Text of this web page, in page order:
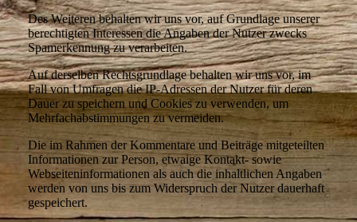
Des Weiteren behalten wir uns vor, auf Grundlage unserer
berechtigten Interessen die Angaben der Nutzer zwecks
Spamerkennung zu verarbeiten.
Auf derselben Rechtsgrundlage behalten wir uns vor, im
Fall von Umfragen die IP-Adressen der Nutzer für deren
Dauer zu speichern und Cookies zu verwenden, um
Mehrfachabstimmungen zu vermeiden.
Die im Rahmen der Kommentare und Beiträge mitgeteilten
Informationen zur Person, etwaige Kontakt- sowie
Webseiteninformationen als auch die inhaltlichen Angaben
werden von uns bis zum Widerspruch der Nutzer dauerhaft
gespeichert.